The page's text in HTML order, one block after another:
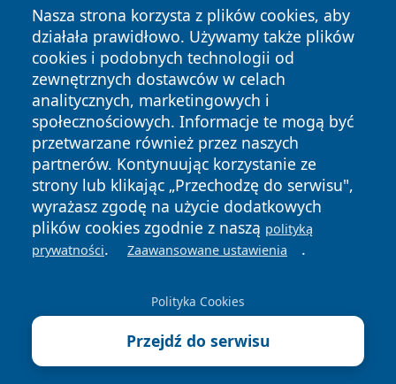
Nasza strona korzysta z plików cookies, aby
działała prawidłowo. Używamy także plików
cookies i podobnych technologii od
zewnętrznych dostawców w celach
analitycznych, marketingowych i
społecznościowych. Informacje te mogą być
przetwarzane również przez naszych
partnerów. Kontynuując korzystanie ze
strony lub klikając „Przechodzę do serwisu",
wyrażasz zgodę na użycie dodatkowych
plików cookies zgodnie z naszą polityką
prywatności. Zaawansowane ustawienia .
Polityka Cookies
Przejdź do serwisu
Copyright © 2026 24piaseczno.pl Wszystkie prawa
zastrzeżone.
News Autorzy
Polityka
Prywatności
Polityka
Cookies